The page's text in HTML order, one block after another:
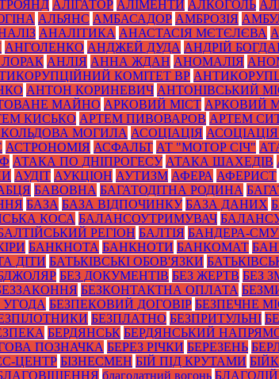
АЛІГАТОР АЛІМЕНТИ АЛКОГОЛЬ
АЛЬЯНС АМБАСАДОР АМБРОЗІЯ
АНАЛІТИКА АНАСТАСІЯ МЄТЄЛЄВА
АНГОЛЕНКО АНДЖЕЙ ДУДА АНДРІЙ
ЛОРАК АНЛІЯ АННА ЖДАН АНОМАЛІЯ
КОМІТЕТ ВР
АНТОН КОРИНЕВИЧ АНТОНІВСЬКИЙ
МАЙНО АРКОВИЙ МІСТ АРКОВИЙ
КИСЬКО АРТЕМ ПИВОВАРОВ АРТЕМ
МОГИЛА АСОЦІАЦІЯ
АСТРОНОМІЯ АСФАЛЬТ АТ "МОТОР СІЧ"
АТАКА ПО ДНІПРОГЕСУ АТАКА ШАХЕДІВ
АУДІТ АУКЦІОН АУТИЗМ АФЕРА АФЕРИСТ
БАВОВНА БАГАТОДІТНА РОДИНА
БАЗА БАЗА ВІДПОЧИНКУ БАЗА ДАНИХ
КОСА БАЛАНСОУТРИМУВАЧ
РЕГІОН БАЛТІЯ БАНДЕРА-
БАНКНОТА БАНКНОТИ БАНКОМАТ
ДІТИ БАТЬКІВСЬКІ ОБОВ'ЯЗКИ
БЕЗ ДОКУМЕНТІВ БЕЗ ЖЕРТВ БЕЗ
БЕЗКОНТАКТНА ОПЛАТА
УГОДА БЕЗПЕКОВИЙ ДОГОВІР БЕЗПЕЧНЕ
БЕЗПЛАТНО БЕЗПРИТУЛЬНІ
БЕРДЯНСЬК БЕРДЯНСЬКИЙ
ПОЗНАЧКА БЕРЕЗ РІЧКИ БЕРЕЗЕНЬ
ЦЕНТР БІЗНЕСМЕН БІЙ ПІД КРУТАМИ
благодатний вогонь